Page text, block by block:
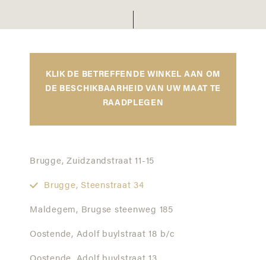
KLIK DE BETREFFENDE WINKEL AAN OM
DE BESCHIKBAARHEID VAN UW MAAT TE
RAADPLEGEN
Brugge, Zuidzandstraat 11-15
Brugge, Steenstraat 34
Maldegem, Brugse steenweg 185
Oostende, Adolf buylstraat 18 b/c